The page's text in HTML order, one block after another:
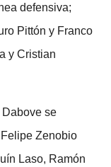
defensiva;
Pittón y Franco
y Cristian
se
Zenobio
Laso, Ramón